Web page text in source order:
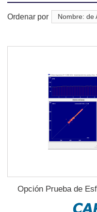
Ordenar por Nombre: de
Opción Prueba de